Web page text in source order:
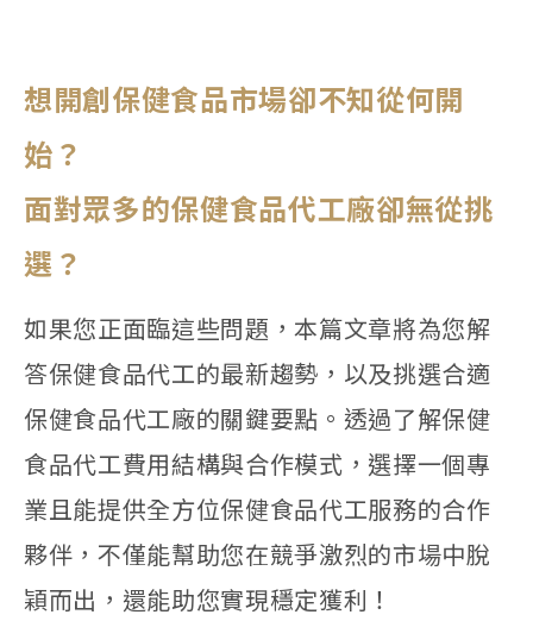
想開創保健食品市場卻不知從何開
始？
面對眾多的保健食品代工廠卻無從挑
選？
如果您正面臨這些問題，本篇文章將為您解
答保健食品代工的最新趨勢，以及挑選合適
保健食品代工廠的關鍵要點。透過了解保健
食品代工費用結構與合作模式，選擇一個專
業且能提供全方位保健食品代工服務的合作
夥伴，不僅能幫助您在競爭激烈的市場中脫
穎而出，還能助您實現穩定獲利！